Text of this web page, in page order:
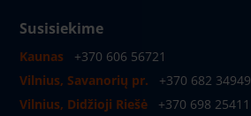
Susisiekime
Kaunas
+370 606 56721
Vilnius, Savanorių pr.
+370 682 34949
Vilnius, Didžioji Riešė
+370 698 25411